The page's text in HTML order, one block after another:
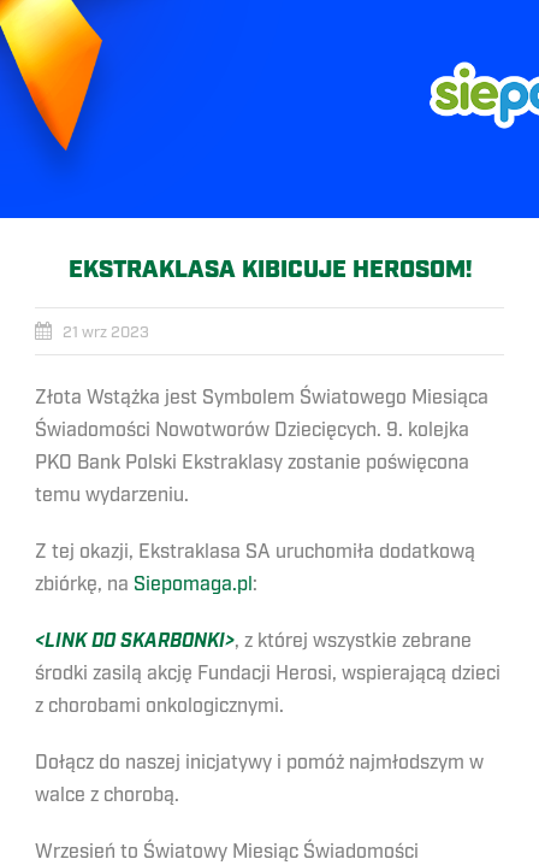
EKSTRAKLASA KIBICUJE HEROSOM!
21 wrz 2023
Złota Wstążka jest Symbolem Światowego Miesiąca
Świadomości Nowotworów Dziecięcych. 9. kolejka
PKO Bank Polski Ekstraklasy zostanie poświęcona
temu wydarzeniu.
Z tej okazji, Ekstraklasa SA uruchomiła dodatkową
zbiórkę, na Siepomaga.pl:
<LINK DO SKARBONKI>, z której wszystkie zebrane
środki zasilą akcję Fundacji Herosi, wspierającą dzieci
z chorobami onkologicznymi.
Dołącz do naszej inicjatywy i pomóż najmłodszym w
walce z chorobą.
Wrzesień to Światowy Miesiąc Świadomości